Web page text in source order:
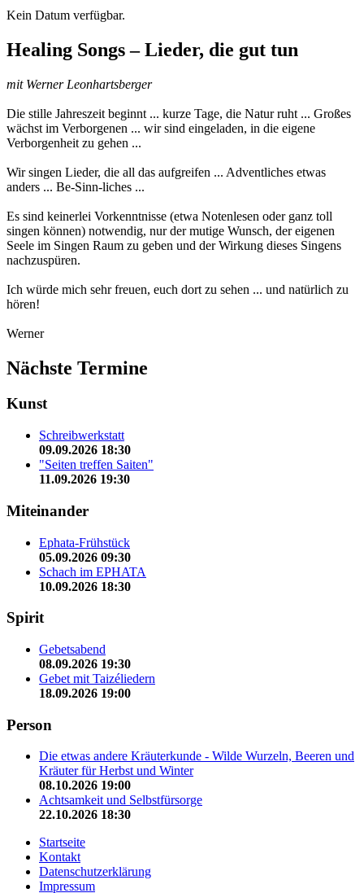
Kein Datum verfügbar.
Healing Songs – Lieder, die gut tun
mit Werner Leonhartsberger
Die stille Jahreszeit beginnt ... kurze Tage, die Natur ruht ... Großes
wächst im Verborgenen ... wir sind eingeladen, in die eigene
Verborgenheit zu gehen ...
Wir singen Lieder, die all das aufgreifen ... Adventliches etwas
anders ... Be-Sinn-liches ...
Es sind keinerlei Vorkenntnisse (etwa Notenlesen oder ganz toll
singen können) notwendig, nur der mutige Wunsch, der eigenen
Seele im Singen Raum zu geben und der Wirkung dieses Singens
nachzuspüren.
Ich würde mich sehr freuen, euch dort zu sehen ... und natürlich zu
hören!
Werner
Nächste Termine
Kunst
Schreibwerkstatt
09.09.2026 18:30
"Seiten treffen Saiten"
11.09.2026 19:30
Miteinander
Ephata-Frühstück
05.09.2026 09:30
Schach im EPHATA
10.09.2026 18:30
Spirit
Gebetsabend
08.09.2026 19:30
Gebet mit Taizéliedern
18.09.2026 19:00
Person
Die etwas andere Kräuterkunde - Wilde Wurzeln, Beeren und
Kräuter für Herbst und Winter
08.10.2026 19:00
Achtsamkeit und Selbstfürsorge
22.10.2026 18:30
Startseite
Kontakt
Datenschutzerklärung
Impressum